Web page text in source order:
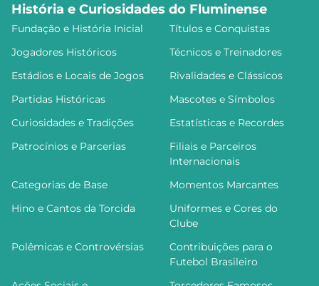
História e Curiosidades do Fluminense
Fundação e História Inicial
Títulos e Conquistas
Jogadores Históricos
Técnicos e Treinadores
Estádios e Locais de Jogos
Rivalidades e Clássicos
Partidas Históricas
Mascotes e Símbolos
Curiosidades e Tradições
Estatísticas e Recordes
Patrocínios e Parcerias
Filiais e Parceiros
Internacionais
Categorias de Base
Momentos Marcantes
Hino e Cantos da Torcida
Uniformes e Cores do
Clube
Polêmicas e Controvérsias
Contribuições para o
Futebol Brasileiro